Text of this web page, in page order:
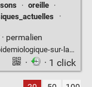
sons · oreille
·
·
permalien
la-fatigue-auditive-123
·
· 1 click